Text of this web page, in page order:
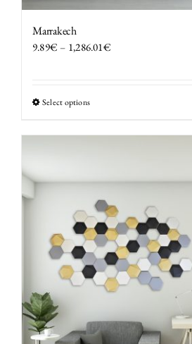
Marrakech
9.89€ – 1,286.01€
Select options